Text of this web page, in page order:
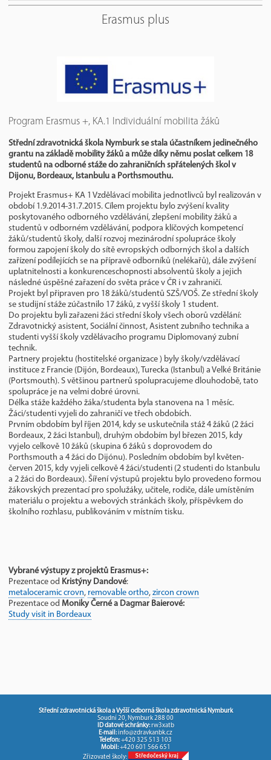
Erasmus plus
Program Erasmus +, KA.1 Individuální mobilita žáků
Střední zdravotnická škola Nymburk se stala účastníkem jedinečného
grantu na základě mobility žáků a může díky němu poslat celkem 18
studentů na odborné stáže do zahraničních spřátelených škol v
Dijonu, Bordeaux, Istanbulu a Porthsmouthu.
Projekt Erasmus+ KA 1 Vzdělávací mobilita jednotlivců byl realizován v
období 1.9.2014-31.7.2015. Cílem projektu bylo zvýšení kvality
poskytovaného odborného vzdělávání, zlepšení mobility žáků a
studentů v odborném vzdělávání, podpora klíčových kompetencí
žáků/studentů školy, další rozvoj mezinárodní spolupráce školy
formou zapojení školy do sítě evropských odborných škol a dalších
zařízení podílejících se na přípravě odborníků (nelékařů), dále zvýšení
uplatnitelnosti a konkurenceschopnosti absolventů školy a jejich
následné úspěšné zařazení do světa práce v ČR i v zahraničí.
Projekt byl připraven pro 18 žáků/studentů SZŠ/VOŠ. Ze střední školy
se studijní stáže zúčastnilo 17 žáků, z vyšší školy 1 student.
Do projektu byli zařazeni žáci střední školy všech oborů vzdělání:
Zdravotnický asistent, Sociální činnost, Asistent zubního technika a
studenti vyšší školy vzdělávacího programu Diplomovaný zubní
technik.
Partnery projektu (hostitelské organizace ) byly školy/vzdělávací
instituce z Francie (Dijón, Bordeaux), Turecka (Istanbul) a Velké Británie
(Portsmouth). S většinou partnerů spolupracujeme dlouhodobě, tato
spolupráce je na velmi dobré úrovni.
Délka stáže každého žáka/studenta byla stanovena na 1 měsíc.
Žáci/studenti vyjeli do zahraničí ve třech obdobích.
Prvním obdobím byl říjen 2014, kdy se uskutečnila stáž 4 žáků (2 žáci
Bordeaux, 2 žáci Istanbul), druhým obdobím byl březen 2015, kdy
vyjelo celkově 10 žáků (skupina 6 žáků s doprovodem do
Porthsmouth a 4 žáci do Dijónu). Posledním obdobím byl květen-
červen 2015, kdy vyjeli celkově 4 žáci/studenti (2 studenti do Istanbulu
a 2 žáci do Bordeaux). Šíření výstupů projektu bylo provedeno formou
žákovských prezentací pro spolužáky, učitele, rodiče, dále umístěním
materiálu o projektu a webových stránkách školy, příspěvkem do
školního rozhlasu, publikováním v místním tisku.
Vybrané výstupy z projektů Erasmus+:
Prezentace od Kristýny Dandové:
metaloceramic crovn, removable ortho,zircon crown
Prezentace odMoniky Černé a Dagmar Baierové:
Study visit in Bordeaux
Střední zdravotnická škola a Vyšší odborná škola zdravotnická Nymburk
Soudní 20, Nymburk 288 00
ID datové schránky:rw3xatb
E-mail:info@zdravkanbk.cz
Telefon:+420 325 513 103
Mobil:+420 601 566 651
Zřizovatel školy: